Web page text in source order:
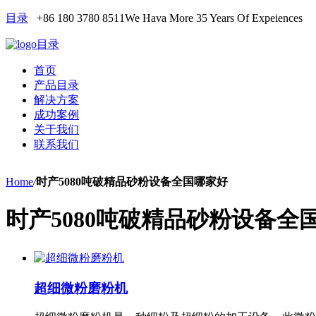
目录 +86 180 3780 8511We Hava More 35 Years Of Expeiences
目录
首页
产品目录
解决方案
成功案例
关于我们
联系我们
Home/时产5080吨破精品砂粉设备全国哪家好
时产5080吨破精品砂粉设备全
超细微粉磨粉机